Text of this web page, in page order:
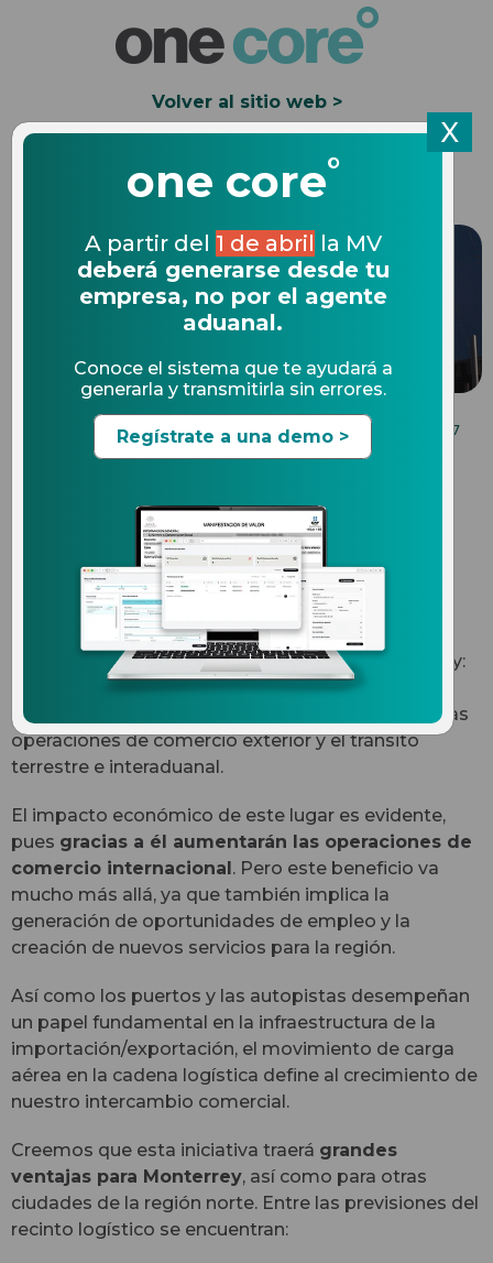
Volver al sitio web >
Solicita una Demo
BENEFICIOS DE UN SOFTWARE DE COMERCIO
04.04.2017
nuevo recinto logístico en
Monterrey
Hace unas semanas, recibimos grandes noticias
para el sistema de comercio exterior en Monterrey:
Grupo Aeroportuario Centro Norte (OMA)
inauguró un nuevo recinto logístico para facilitar las
operaciones de comercio exterior y el tránsito
terrestre e interaduanal.
El impacto económico de este lugar es evidente,
pues gracias a él aumentarán las operaciones de
comercio internacional. Pero este beneficio va
mucho más allá, ya que también implica la
generación de oportunidades de empleo y la
creación de nuevos servicios para la región.
Así como los puertos y las autopistas desempeñan
un papel fundamental en la infraestructura de la
importación/exportación, el movimiento de carga
aérea en la cadena logística define al crecimiento de
nuestro intercambio comercial.
Creemos que esta iniciativa traerá grandes
ventajas para Monterrey, así como para otras
ciudades de la región norte. Entre las previsiones del
recinto logístico se encuentran:
X
one core°
A partir del 1 de abril la MV
deberá generarse desde tu
empresa, no por el agente
aduanal.
Conoce el sistema que te ayudará a
generarla y transmitirla sin errores.
Regístrate a una demo >